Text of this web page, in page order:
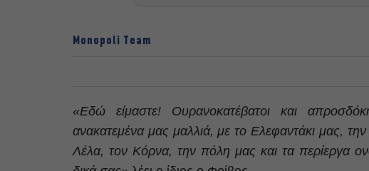
Monopoli Team
«Eδώ είμαστε! Ουρανοκατέβατοι και
ανακατεμένα μας μαλλιά, με το Ελεφαντάκι μας,
Λέλα, τον Κόρνα, την πόλη μας και τα περίεργα